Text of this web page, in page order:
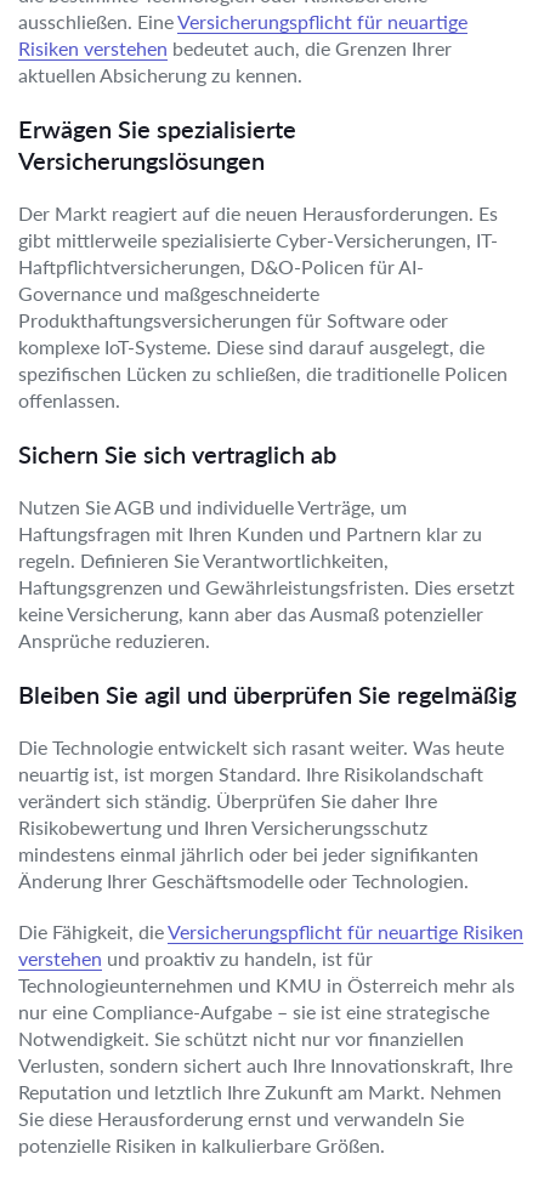
ausschließen. EineVersicherungspflicht für neuartige
Risiken verstehen bedeutet auch, die Grenzen Ihrer
aktuellen Absicherung zu kennen.
Erwägen Sie spezialisierte
Versicherungslösungen
Der Markt reagiert auf die neuen Herausforderungen. Es
gibt mittlerweile spezialisierte Cyber-Versicherungen, IT-
Haftpflichtversicherungen, D&O-Policen für AI-
Governance und maßgeschneiderte
Produkthaftungsversicherungen für Software oder
komplexe IoT-Systeme. Diese sind darauf ausgelegt, die
spezifischen Lücken zu schließen, die traditionelle Policen
offenlassen.
Sichern Sie sich vertraglich ab
Nutzen Sie AGB und individuelle Verträge, um
Haftungsfragen mit Ihren Kunden und Partnern klar zu
regeln. Definieren Sie Verantwortlichkeiten,
Haftungsgrenzen und Gewährleistungsfristen. Dies ersetzt
keine Versicherung, kann aber das Ausmaß potenzieller
Ansprüche reduzieren.
Bleiben Sie agil und überprüfen Sie regelmäßig
Die Technologie entwickelt sich rasant weiter. Was heute
neuartig ist, ist morgen Standard. Ihre Risikolandschaft
verändert sich ständig. Überprüfen Sie daher Ihre
Risikobewertung und Ihren Versicherungsschutz
mindestens einmal jährlich oder bei jeder signifikanten
Änderung Ihrer Geschäftsmodelle oder Technologien.
Die Fähigkeit, dieVersicherungspflicht für neuartige Risiken
verstehen und proaktiv zu handeln, ist für
Technologieunternehmen und KMU in Österreich mehr als
nur eine Compliance-Aufgabe – sie ist eine strategische
Notwendigkeit. Sie schützt nicht nur vor finanziellen
Verlusten, sondern sichert auch Ihre Innovationskraft, Ihre
Reputation und letztlich Ihre Zukunft am Markt. Nehmen
Sie diese Herausforderung ernst und verwandeln Sie
potenzielle Risiken in kalkulierbare Größen.